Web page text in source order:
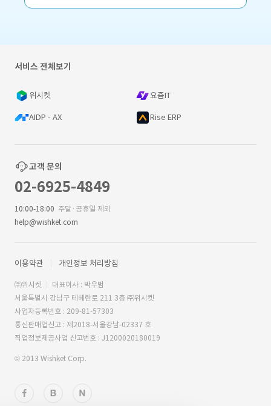
서비스 전체보기
위시켓 요즘IT
AIDP - AX Rise ERP
고객 문의
02-6925-4849
10:00-18:00 주말·공휴일 제외
help@wishket.com
이용약관 개인정보 처리방침
㈜위시켓
대표이사 : 박우범
서울특별시 강남구 테헤란로 211 3층 ㈜위시켓
사업자등록번호 : 209-81-57303
통신판매업신고 : 제2018-서울강남-02337 호
직업정보제공사업 신고번호 : J1200020180019
© 2013 Wishket Corp.